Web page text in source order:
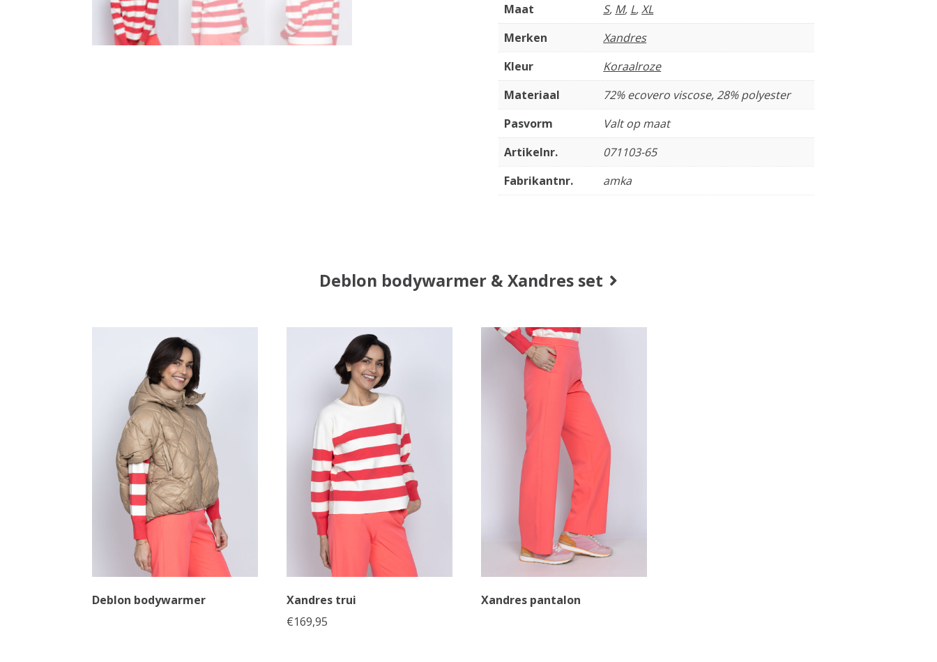
Maat S, M, L,XL
Merken
Xandres
Kleur
Koraalroze
Materiaal
72% ecovero viscose, 28% polyester
Pasvorm
Valt op maat
Artikelnr.
071103-65
Fabrikantnr.
amka
Deblon bodywarmer & Xandres set
Deblon bodywarmer
Xandres trui
€169,95
Xandres pantalon